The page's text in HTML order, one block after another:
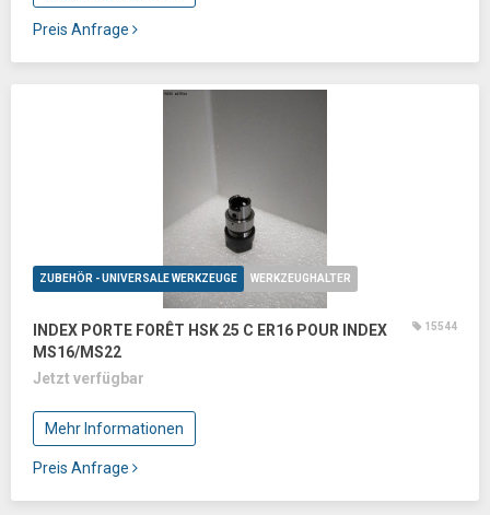
Preis Anfrage
ZUBEHÖR - UNIVERSALE WERKZEUGE WERKZEUGHALTER
INDEX PORTE FORÊT HSK 25 C ER16 POUR INDEX
MS16/MS22
15544
Jetzt verfügbar
Mehr Informationen
Preis Anfrage